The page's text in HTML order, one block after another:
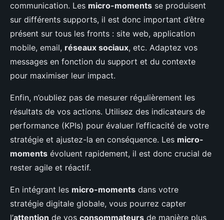
communication. Les micro-moments se produisent
sur différents supports, il est donc important d’être
présent sur tous les fronts : site web, application
mobile, email, réseaux sociaux, etc. Adaptez vos
messages en fonction du support et du contexte
pour maximiser leur impact.
Enfin, n’oubliez pas de mesurer régulièrement les
résultats de vos actions. Utilisez des indicateurs de
performance (KPIs) pour évaluer l’efficacité de votre
stratégie et ajustez-la en conséquence. Les micro-
moments évoluent rapidement, il est donc crucial de
rester agile et réactif.
En intégrant les micro-moments dans votre
stratégie digitale globale, vous pourrez capter
l’attention de vos consommateurs de manière plus